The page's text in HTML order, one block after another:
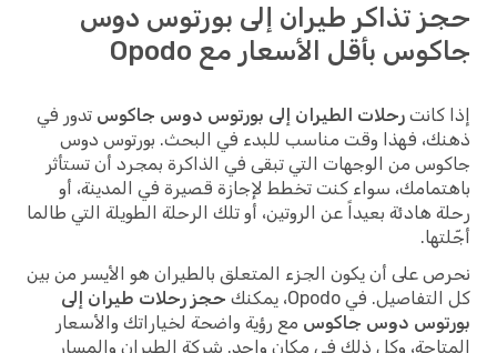
حجز تذاكر طيران إلى بورتوس دوس
جاكوس بأقل الأسعار مع Opodo
إذا كانت رحلات الطيران إلى بورتوس دوس جاكوس تدور في
ذهنك، فهذا وقت مناسب للبدء في البحث. بورتوس دوس
جاكوس من الوجهات التي تبقى في الذاكرة بمجرد أن تستأثر
باهتمامك، سواء كنت تخطط لإجازة قصيرة في المدينة، أو
رحلة هادئة بعيداً عن الروتين، أو تلك الرحلة الطويلة التي طالما
أجّلتها.
نحرص على أن يكون الجزء المتعلق بالطيران هو الأيسر من بين
كل التفاصيل. في Opodo، يمكنك
حجز رحلات طيران إلى
بورتوس دوس جاكوس مع رؤية واضحة لخياراتك والأسعار
المتاحة، وكل ذلك في مكان واحد. شركة الطيران والمسار